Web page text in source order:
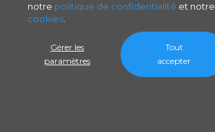
notre politique de confidentialité et notre
cookies
Gérer les
paramètres
Tout
accepter